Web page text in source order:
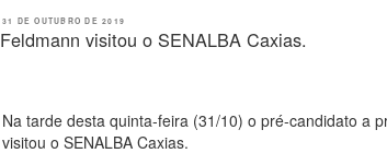
PUBLICADO
31 DE OUTUBRO DE 2019
Feldmann visitou o SENALBA Caxias.
Na tarde desta quinta-feira (31/10) o pré-candidato a
visitou o SENALBA Caxias.